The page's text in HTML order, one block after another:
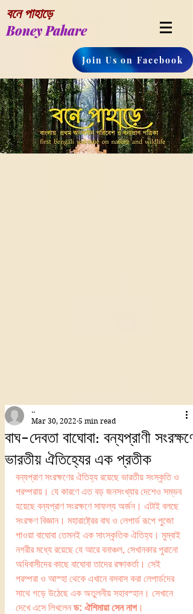
বনে পাহাড়ে
Boney Pahare
Join Us on Facebook
বাঘ-দেবতা বাঘোবা: বন্যপ্রাণী সংরক্ষণে
ভারতীয় ঐতিহ্যের এক প্রতীক
..
Mar 30, 2022 5 min read
বন্যপ্রাণ সংরক্ষণের ঐতিহ্য রয়েছে ভারতীয় সংস্কৃতি ও
পরম্পরায়। যে কারণে এত বড় জনসংখ্যার দেশেও সম্ভব
হয়েছে বন্যপ্রাণ সংরক্ষণে সাফল্য অর্জন। এটাই বলছে
সংরক্ষণ বিজ্ঞান। মহারাষ্ট্রের বাঘ ও লেপার্ড রূপে পুজো
পাওয়া বাঘোবা তেমনই এক সাংস্কৃতিক ঐতিহ্য। মুম্বাই
নগরীর মধ্যে রয়েছে যে আরে বনাঞ্চল, সেখানকার পুরানো
অধিবাসীদের কাছে বাঘোবা তাদের রক্ষাকর্তা। সেই
পরম্পরা ও আস্হা থেকে এখানে বসবাস করা লেপার্ডদের
সাথে গড়ে উঠেছে এক অতুলনীয় সহাবস্হান। সেখানে
দেখে এসে লিখলেন ড: ঐশিমায়া সেন নাগ।